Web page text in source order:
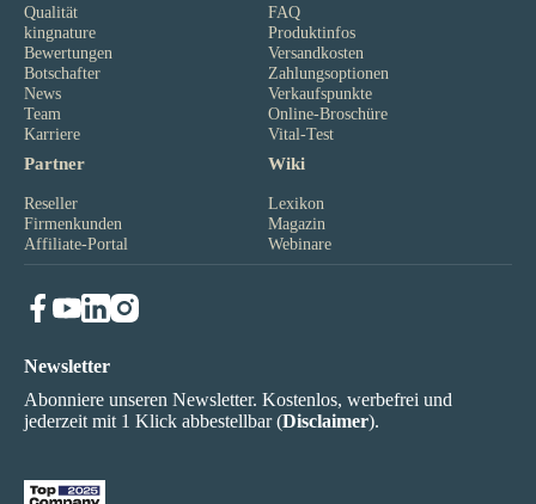
Qualität
kingnature
Bewertungen
Botschafter
News
Team
Karriere
FAQ
Produktinfos
Versandkosten
Zahlungsoptionen
Verkaufspunkte
Online-Broschüre
Vital-Test
Partner
Reseller
Firmenkunden
Affiliate-Portal
Wiki
Lexikon
Magazin
Webinare
Newsletter
Abonniere unseren Newsletter. Kostenlos, werbefrei und
jederzeit mit 1 Klick abbestellbar (Disclaimer).